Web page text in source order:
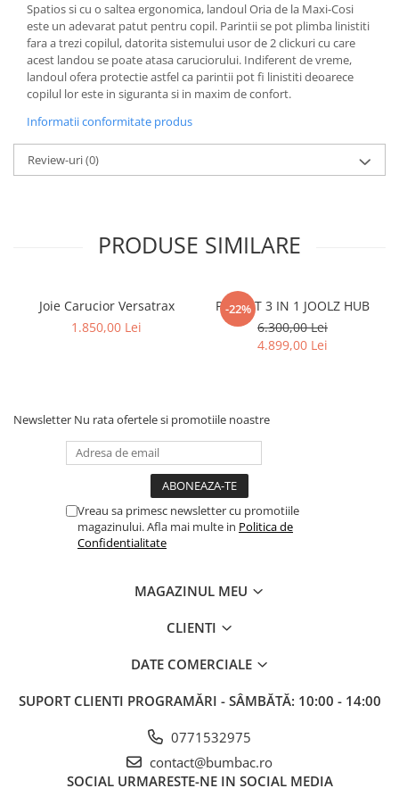
Spatios si cu o saltea ergonomica, landoul Oria de la Maxi-Cosi
este un adevarat patut pentru copil. Parintii se pot plimba linistiti
fara a trezi copilul, datorita sistemului usor de 2 clickuri cu care
acest landou se poate atasa caruciorului. Indiferent de vreme,
landoul ofera protectie astfel ca parintii pot fi linistiti deoarece
copilul lor este in siguranta si in maxim de confort.
Informatii conformitate produs
Review-uri(0)
PRODUSE SIMILARE
Joie Carucior Versatrax
1.850,00 Lei
-22%
PACHET 3 IN 1 JOOLZ HUB
6.300,00 Lei
4.899,00 Lei
Newsletter Nu rata ofertele si promotiile noastre
Vreau sa primesc newsletter cu promotiile
magazinului. Afla mai multe in Politica de
Confidentialitate
MAGAZINUL MEU
CLIENTI
DATE COMERCIALE
SUPORT CLIENTI PROGRAMĂRI - SÂMBĂTĂ: 10:00 - 14:00
0771532975
contact@bumbac.ro
SOCIAL URMARESTE-NE IN SOCIAL MEDIA